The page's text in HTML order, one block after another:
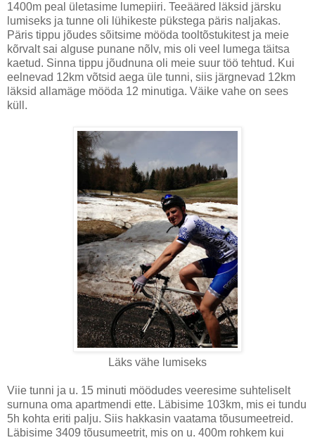
1400m peal ületasime lumepiiri. Teeääred läksid järsku
lumiseks ja tunne oli lühikeste pükstega päris naljakas.
Päris tippu jõudes sõitsime mööda tooltõstukitest ja meie
kõrvalt sai alguse punane nõlv, mis oli veel lumega täitsa
kaetud. Sinna tippu jõudnuna oli meie suur töö tehtud. Kui
eelnevad 12km võtsid aega üle tunni, siis järgnevad 12km
läksid allamäge mööda 12 minutiga. Väike vahe on sees
küll.
Läks vähe lumiseks
Viie tunni ja u. 15 minuti möödudes veeresime suhteliselt
surnuna oma apartmendi ette. Läbisime 103km, mis ei tundu
5h kohta eriti palju. Siis hakkasin vaatama tõusumeetreid.
Läbisime 3409 tõusumeetrit, mis on u. 400m rohkem kui